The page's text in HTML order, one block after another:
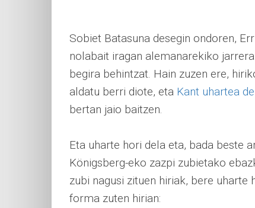
Sobiet Batasuna desegin ondoren,
nolabait iragan alemanarekiko
begira behintzat. Hain zuzen ere,
aldatu berri diote, eta Kant uhartea
bertan jaio baitzen.
Eta uharte hori dela eta, bada beste
Königsberg-eko zazpi zubietako
zubi nagusi zituen hiriak, bere
forma zuten hirian: